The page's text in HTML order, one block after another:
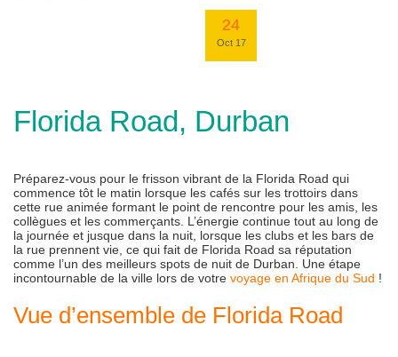
24
Oct 17
Florida Road, Durban
Préparez-vous pour le frisson vibrant de la Florida Road qui
commence tôt le matin lorsque les cafés sur les trottoirs dans
cette rue animée formant le point de rencontre pour les amis, les
collègues et les commerçants. L’énergie continue tout au long de
la journée et jusque dans la nuit, lorsque les clubs et les bars de
la rue prennent vie, ce qui fait de Florida Road sa réputation
comme l’un des meilleurs spots de nuit de Durban. Une étape
incontournable de la ville lors de votre voyage en Afrique du Sud !
Vue d’ensemble de Florida Road